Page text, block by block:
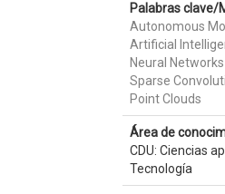
Palabras clave/
Autonomous
Artificial
Neural Networks
Sparse
Point Clouds
Área de
CDU: Ciencias
Tecnología